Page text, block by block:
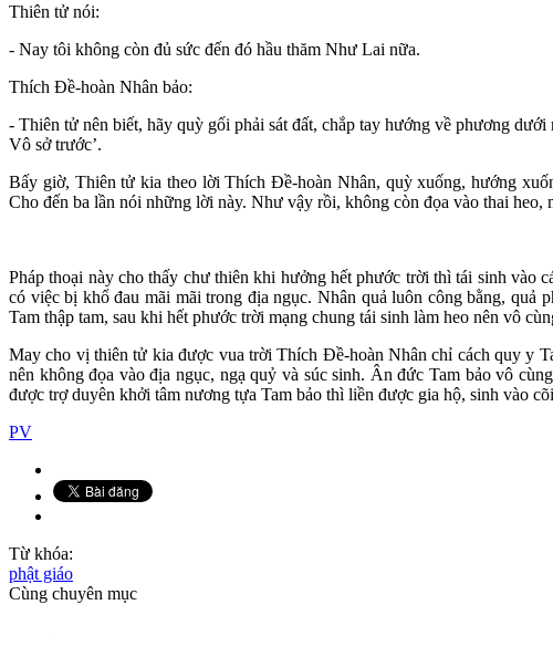
Thiên tử nói:
- Nay tôi không còn đủ sức đến đó hầu thăm Như Lai nữa.
Thích Đề-hoàn Nhân bảo:
- Thiên tử nên biết, hãy quỳ gối phải sát đất, chắp tay hướng về phương
Vô sở trước’.
Bấy giờ, Thiên tử kia theo lời Thích Đề-hoàn Nhân, quỳ xuống, hướng
Cho đến ba lần nói những lời này. Như vậy rồi, không còn đọa vào thai heo,
Pháp thoại này cho thấy chư thiên khi hưởng hết phước trời thì tái sinh vào
có việc bị khổ đau mãi mãi trong địa ngục. Nhân quả luôn công bằng,
Tam thập tam, sau khi hết phước trời mạng chung tái sinh làm heo nên vô
May cho vị thiên tử kia được vua trời Thích Đề-hoàn Nhân chỉ cách quy y
nên không đọa vào địa ngục, ngạ quỷ và súc sinh. Ân đức Tam bảo vô
được trợ duyên khởi tâm nương tựa Tam bảo thì liền được gia hộ, sinh vào
PV
Từ khóa:
phật giáo
Cùng chuyên mục